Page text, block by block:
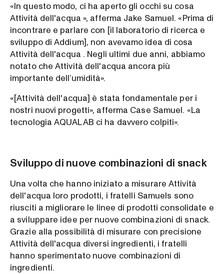
«In questo modo, ci ha aperto gli occhi su cosa
Attività dell'acqua », afferma Jake Samuel. «Prima di
incontrare e parlare con [il laboratorio di ricerca e
sviluppo di Addium], non avevamo idea di cosa
Attività dell'acqua . Negli ultimi due anni, abbiamo
notato che Attività dell'acqua ancora più
importante dell’umidità».
«[Attività dell'acqua] è stata fondamentale per i
nostri nuovi progetti», afferma Case Samuel. «La
tecnologia AQUALAB ci ha davvero colpiti».
Sviluppo di nuove combinazioni di snack
Una volta che hanno iniziato a misurare Attività
dell'acqua loro prodotti, i fratelli Samuels sono
riusciti a migliorare le linee di prodotti consolidate e
a sviluppare idee per nuove combinazioni di snack.
Grazie alla possibilità di misurare con precisione
Attività dell'acqua diversi ingredienti, i fratelli
hanno sperimentato nuove combinazioni di
ingredienti.